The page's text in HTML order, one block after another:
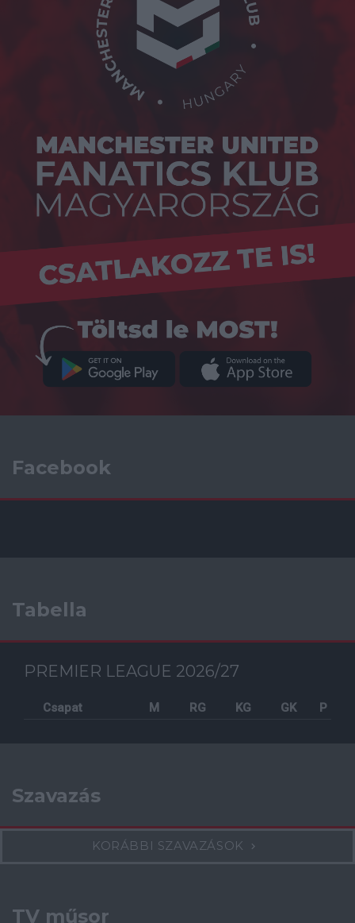
Facebook
Tabella
PREMIER LEAGUE 2026/27
Csapat M RG KG GK P
Szavazás
KORÁBBI SZAVAZÁSOK
TV műsor